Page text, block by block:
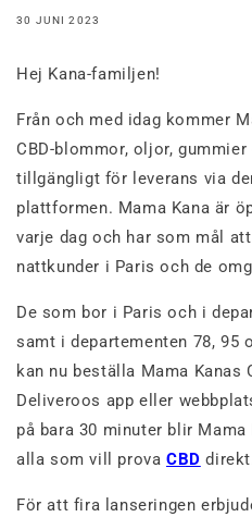
30 JUNI 2023
Hej Kana-familjen!
Från och med idag kommer
CBD-blommor, oljor,
tillgängligt för leverans via
plattformen. Mama Kana är
varje dag och har som mål
nattkunder i Paris och de
De som bor i Paris och i
samt i departementen 78, 95
kan nu beställa Mama Kanas
Deliveroos app eller
på bara 30 minuter blir
alla som vill prova CBD
För att fira lanseringen